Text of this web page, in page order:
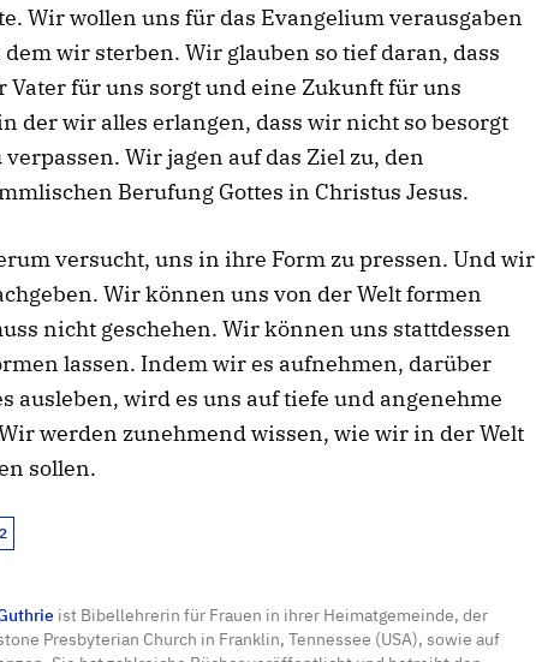
Wir wollen uns für das Evangelium verausgaben
dem wir sterben. Wir glauben so tief daran, dass
für uns sorgt und eine Zukunft für uns
der wir alles erlangen, dass wir nicht so besorgt
Wir jagen auf das Ziel zu, den
Berufung Gottes in Christus Jesus.
versucht, uns in ihre Form zu pressen. Und wir
Wir können uns von der Welt formen
nicht geschehen. Wir können uns stattdessen
lassen. Indem wir es aufnehmen, darüber
ausleben, wird es uns auf tiefe und angenehme
werden zunehmend wissen, wie wir in der Welt
sollen.
ist Bibellehrerin für Frauen in ihrer Heimatgemeinde, der
Presbyterian Church in Franklin, Tennessee (USA), sowie auf